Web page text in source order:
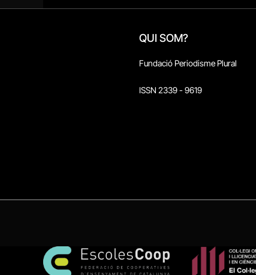
QUI SOM?
Fundació Periodisme Plural
ISSN 2339 - 9619